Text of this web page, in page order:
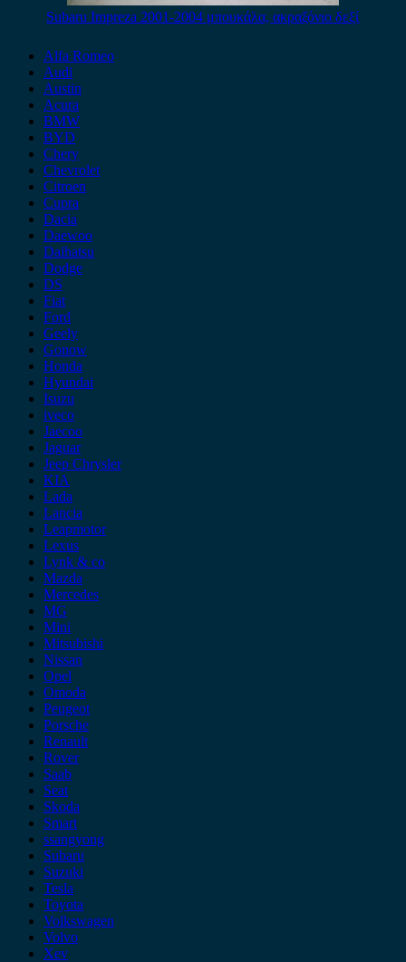
Subaru Impreza 2001-2004 μπουκάλα, ακραξόνιο δεξί
Alfa Romeo
Audi
Austin
Acura
BMW
BYD
Chery
Chevrolet
Citroen
Cupra
Dacia
Daewoo
Daihatsu
Dodge
DS
Fiat
Ford
Geely
Gonow
Honda
Hyundai
Isuzu
iveco
Jaecoo
Jaguar
Jeep Chrysler
KIA
Lada
Lancia
Leapmotor
Lexus
Lynk & co
Mazda
Mercedes
MG
Mini
Mitsubishi
Nissan
Opel
Omoda
Peugeot
Porsche
Renault
Rover
Saab
Seat
Skoda
Smart
ssangyong
Subaru
Suzuki
Tesla
Toyota
Volkswagen
Volvo
Xev